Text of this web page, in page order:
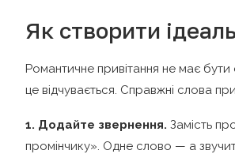
Як створити
Романтичне привітання не має
це відчувається. Справжні слова
1. Додайте звернення. Замість
промінчику». Одне слово — а